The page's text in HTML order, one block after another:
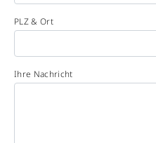
PLZ & Ort
Ihre Nachricht